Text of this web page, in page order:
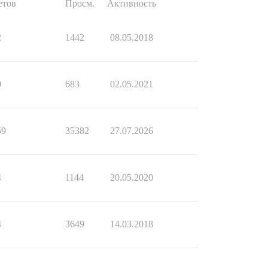
Просм. Активность
1442 08.05.2018
683 02.05.2021
35382 27.07.2026
1144 20.05.2020
3649 14.03.2018